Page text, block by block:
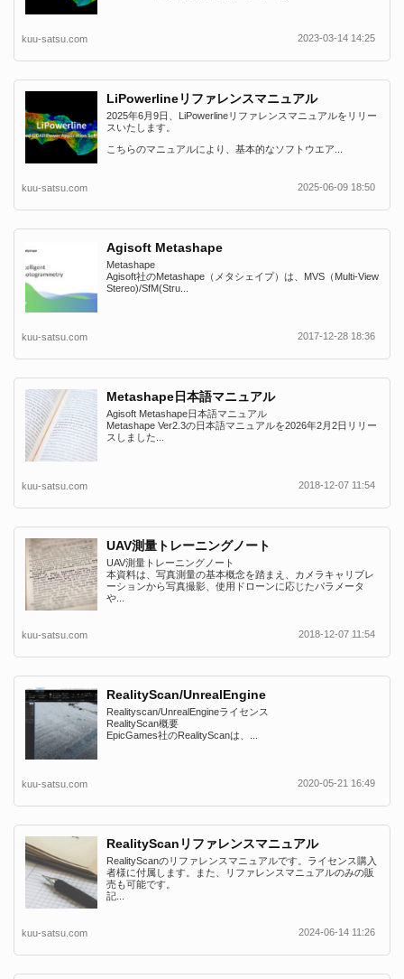
kuu-satsu.com 2023-03-14 14:25
LiPowerlineリファレンスマニュアル
2025年6月9日、LiPowerlineリファレンスマニュアルをリリー
スいたします。
こちらのマニュアルにより、基本的なソフトウエア...
kuu-satsu.com 2025-06-09 18:50
Agisoft Metashape
Metashape
Agisoft社のMetashape（メタシェイプ）は、MVS（Multi-View
Stereo)/SfM(Stru...
kuu-satsu.com 2017-12-28 18:36
Metashape日本語マニュアル
Agisoft Metashape日本語マニュアル
Metashape Ver2.3の日本語マニュアルを2026年2月2日リリー
スしました...
kuu-satsu.com 2018-12-07 11:54
UAV測量トレーニングノート
UAV測量トレーニングノート
本資料は、写真測量の基本概念を踏まえ、カメラキャリブレ
ーションから写真撮影、使用ドローンに応じたパラメータ
や...
kuu-satsu.com 2018-12-07 11:54
RealityScan/UnrealEngine
Realityscan/UnrealEngineライセンス
RealityScan概要
EpicGames社のRealityScanは、...
kuu-satsu.com 2020-05-21 16:49
RealityScanリファレンスマニュアル
RealityScanのリファレンスマニュアルです。ライセンス購入
者様に付属します。また、リファレンスマニュアルのみの販
売も可能です。
記...
kuu-satsu.com 2024-06-14 11:26